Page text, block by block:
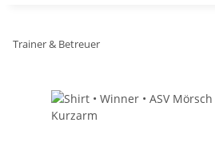
Trainer & Betreuer